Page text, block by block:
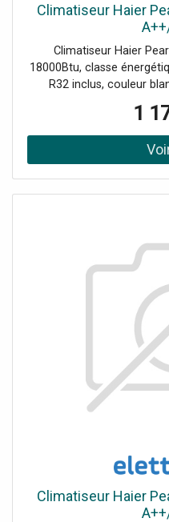
Climatiseur Haier
Climatiseur Haier
18000Btu, classe
R32 inclus, couleur
(AS50PDAHRA -
(1U50MEGFRA -
Commande Wi-Fi
la climatisation avec
1
Climatiseur Haier